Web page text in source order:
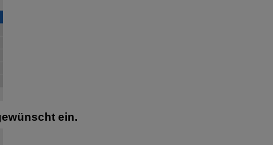
ein.